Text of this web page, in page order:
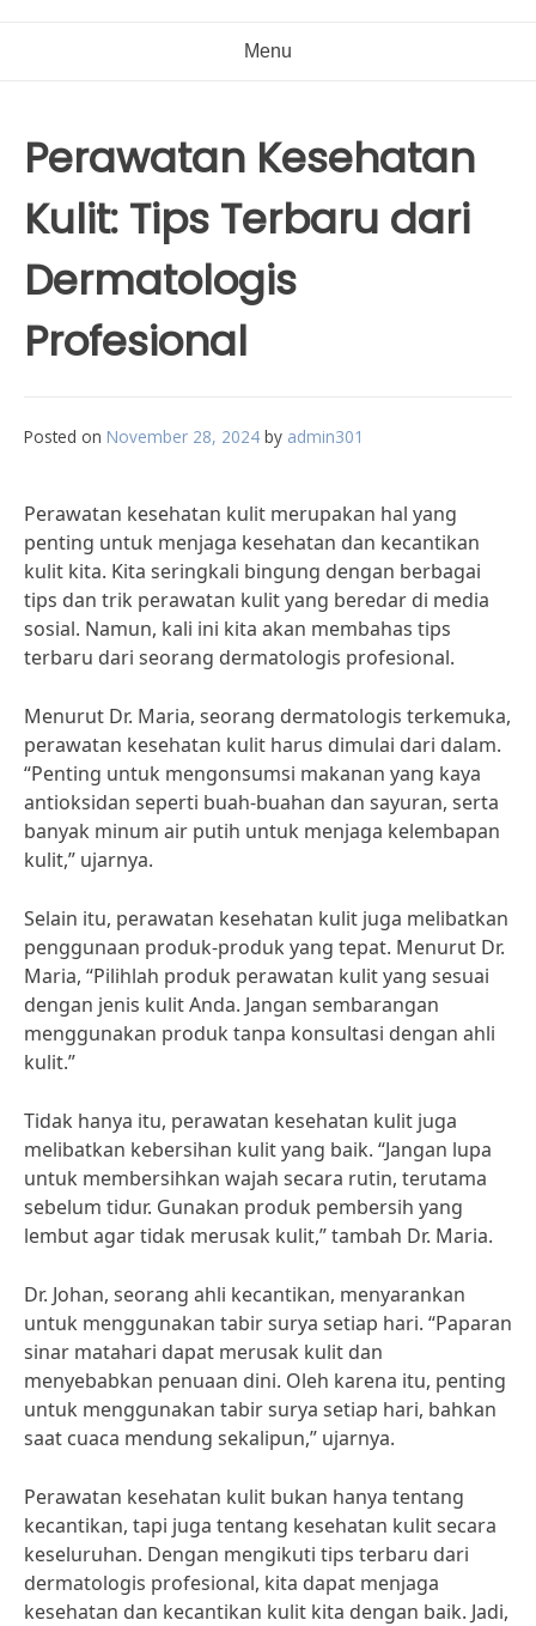
Menu
Perawatan Kesehatan
Kulit: Tips Terbaru dari
Dermatologis
Profesional
Posted on November 28, 2024 by admin301
Perawatan kesehatan kulit merupakan hal yang
penting untuk menjaga kesehatan dan kecantikan
kulit kita. Kita seringkali bingung dengan berbagai
tips dan trik perawatan kulit yang beredar di media
sosial. Namun, kali ini kita akan membahas tips
terbaru dari seorang dermatologis profesional.
Menurut Dr. Maria, seorang dermatologis terkemuka,
perawatan kesehatan kulit harus dimulai dari dalam.
“Penting untuk mengonsumsi makanan yang kaya
antioksidan seperti buah-buahan dan sayuran, serta
banyak minum air putih untuk menjaga kelembapan
kulit,” ujarnya.
Selain itu, perawatan kesehatan kulit juga melibatkan
penggunaan produk-produk yang tepat. Menurut Dr.
Maria, “Pilihlah produk perawatan kulit yang sesuai
dengan jenis kulit Anda. Jangan sembarangan
menggunakan produk tanpa konsultasi dengan ahli
kulit.”
Tidak hanya itu, perawatan kesehatan kulit juga
melibatkan kebersihan kulit yang baik. “Jangan lupa
untuk membersihkan wajah secara rutin, terutama
sebelum tidur. Gunakan produk pembersih yang
lembut agar tidak merusak kulit,” tambah Dr. Maria.
Dr. Johan, seorang ahli kecantikan, menyarankan
untuk menggunakan tabir surya setiap hari. “Paparan
sinar matahari dapat merusak kulit dan
menyebabkan penuaan dini. Oleh karena itu, penting
untuk menggunakan tabir surya setiap hari, bahkan
saat cuaca mendung sekalipun,” ujarnya.
Perawatan kesehatan kulit bukan hanya tentang
kecantikan, tapi juga tentang kesehatan kulit secara
keseluruhan. Dengan mengikuti tips terbaru dari
dermatologis profesional, kita dapat menjaga
kesehatan dan kecantikan kulit kita dengan baik. Jadi,